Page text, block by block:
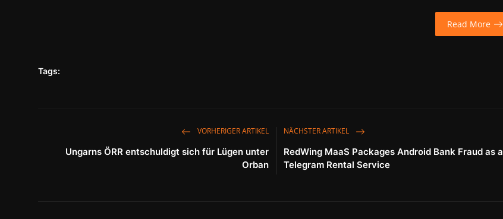
Read More
Tags:
VORHERIGER ARTIKEL
Ungarns ÖRR entschuldigt sich für Lügen unter
Orban
NÄCHSTER ARTIKEL
RedWing MaaS Packages Android Bank Fraud as a
Telegram Rental Service